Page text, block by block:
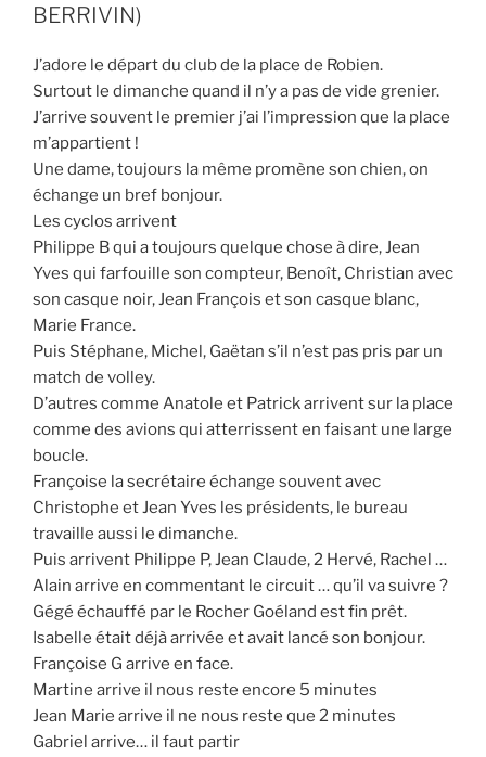
BERRIVIN)
J’adore le départ du club de la place de Robien.
Surtout le dimanche quand il n’y a pas de vide grenier.
J’arrive souvent le premier j’ai l’impression que la place
m’appartient !
Une dame, toujours la même promène son chien, on
échange un bref bonjour.
Les cyclos arrivent
Philippe B qui a toujours quelque chose à dire, Jean
Yves qui farfouille son compteur, Benoît, Christian avec
son casque noir, Jean François et son casque blanc,
Marie France.
Puis Stéphane, Michel, Gaëtan s’il n’est pas pris par un
match de volley.
D’autres comme Anatole et Patrick arrivent sur la place
comme des avions qui atterrissent en faisant une large
boucle.
Françoise la secrétaire échange souvent avec
Christophe et Jean Yves les présidents, le bureau
travaille aussi le dimanche.
Puis arrivent Philippe P, Jean Claude, 2 Hervé, Rachel …
Alain arrive en commentant le circuit … qu’il va suivre ?
Gégé échauffé par le Rocher Goéland est fin prêt.
Isabelle était déjà arrivée et avait lancé son bonjour.
Françoise G arrive en face.
Martine arrive il nous reste encore 5 minutes
Jean Marie arrive il ne nous reste que 2 minutes
Gabriel arrive… il faut partir